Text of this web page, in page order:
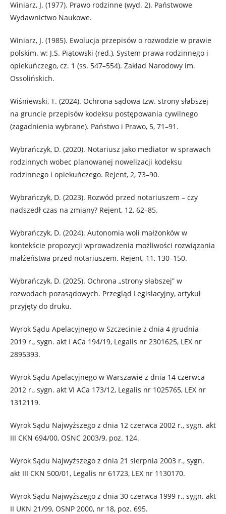
Winiarz, J. (1977). Prawo rodzinne (wyd. 2). Państwowe
Wydawnictwo Naukowe.
Winiarz, J. (1985). Ewolucja przepisów o rozwodzie w prawie
polskim. w: J.S. Piątowski (red.), System prawa rodzinnego i
opiekuńczego, cz. 1 (ss. 547–554). Zakład Narodowy im.
Ossolińskich.
Wiśniewski, T. (2024). Ochrona sądowa tzw. strony słabszej
na gruncie przepisów kodeksu postępowania cywilnego
(zagadnienia wybrane). Państwo i Prawo, 5, 71–91.
Wybrańczyk, D. (2020). Notariusz jako mediator w sprawach
rodzinnych wobec planowanej nowelizacji kodeksu
rodzinnego i opiekuńczego. Rejent, 2, 73–90.
Wybrańczyk, D. (2023). Rozwód przed notariuszem – czy
nadszedł czas na zmiany? Rejent, 12, 62–85.
Wybrańczyk, D. (2024). Autonomia woli małżonków w
kontekście propozycji wprowadzenia możliwości rozwiązania
małżeństwa przed notariuszem. Rejent, 11, 130–150.
Wybrańczyk, D. (2025). Ochrona „strony słabszej” w
rozwodach pozasądowych. Przegląd Legislacyjny, artykuł
przyjęty do druku.
Wyrok Sądu Apelacyjnego w Szczecinie z dnia 4 grudnia
2019 r., sygn. akt I ACa 194/19, Legalis nr 2301625, LEX nr
2895393.
Wyrok Sądu Apelacyjnego w Warszawie z dnia 14 czerwca
2012 r., sygn. akt VI ACa 173/12, Legalis nr 1025765, LEX nr
1312119.
Wyrok Sądu Najwyższego z dnia 12 czerwca 2002 r., sygn. akt
III CKN 694/00, OSNC 2003/9, poz. 124.
Wyrok Sądu Najwyższego z dnia 21 sierpnia 2003 r., sygn.
akt III CKN 500/01, Legalis nr 61723, LEX nr 1130170.
Wyrok Sądu Najwyższego z dnia 30 czerwca 1999 r., sygn. akt
II UKN 21/99, OSNP 2000, nr 18, poz. 695.